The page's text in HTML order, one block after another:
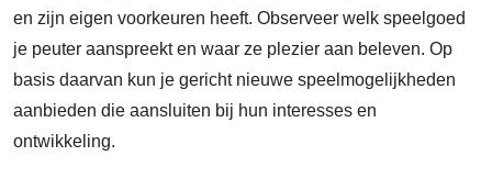
en zijn eigen voorkeuren heeft. Observeer welk speelgoed
je peuter aanspreekt en waar ze plezier aan beleven. Op
basis daarvan kun je gericht nieuwe speelmogelijkheden
aanbieden die aansluiten bij hun interesses en
ontwikkeling.